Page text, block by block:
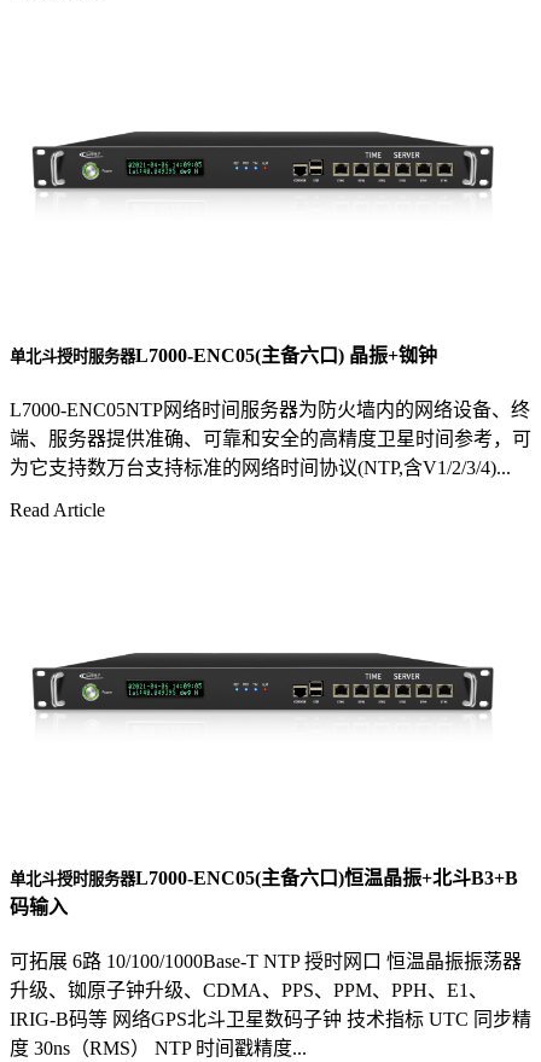
单北斗授时服务器L7000-ENC05(主备六口) 晶振+铷钟
L7000-ENC05NTP网络时间服务器为防火墙内的网络设备、终
端、服务器提供准确、可靠和安全的高精度卫星时间参考，可
为它支持数万台支持标准的网络时间协议(NTP,含V1/2/3/4)...
Read Article
单北斗授时服务器L7000-ENC05(主备六口)恒温晶振+北斗B3+B
码输入
可拓展 6路 10/100/1000Base-T NTP 授时网口 恒温晶振振荡器
升级、铷原子钟升级、CDMA、PPS、PPM、PPH、E1、
IRIG-B码等 网络GPS北斗卫星数码子钟 技术指标 UTC 同步精
度 30ns（RMS） NTP 时间戳精度...